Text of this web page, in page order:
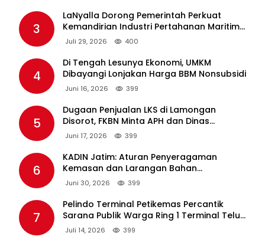
3
LaNyalla Dorong Pemerintah Perkuat
Kemandirian Industri Pertahanan Maritim
Lewat PT PAL
Juli 29, 2026 400
4
Di Tengah Lesunya Ekonomi, UMKM
Dibayangi Lonjakan Harga BBM Nonsubsidi
Juni 16, 2026 399
5
Dugaan Penjualan LKS di Lamongan
Disorot, FKBN Minta APH dan Dinas
Pendidikan Bertindak Tegas.
Juni 17, 2026 399
6
KADIN Jatim: Aturan Penyeragaman
Kemasan dan Larangan Bahan
Tambahan Berpotensi Ganggu Industri
Juni 30, 2026 399
7
Pelindo Terminal Petikemas Percantik
Sarana Publik Warga Ring 1 Terminal Teluk
Lamong Lewat Program TJSL
Juli 14, 2026 399